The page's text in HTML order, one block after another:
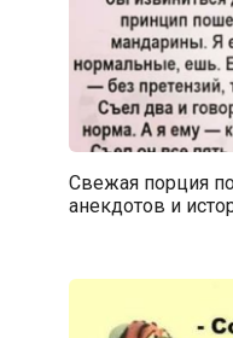
Свежая порция
анекдотов и